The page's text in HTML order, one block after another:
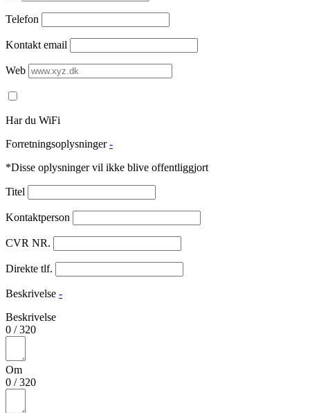
Telefon
Kontakt email
Web
Har du WiFi
Forretningsoplysninger -
*Disse oplysninger vil ikke blive offentliggjort
Titel
Kontaktperson
CVR NR.
Direkte tlf.
Beskrivelse -
Beskrivelse
0 /320
Om
0 /320